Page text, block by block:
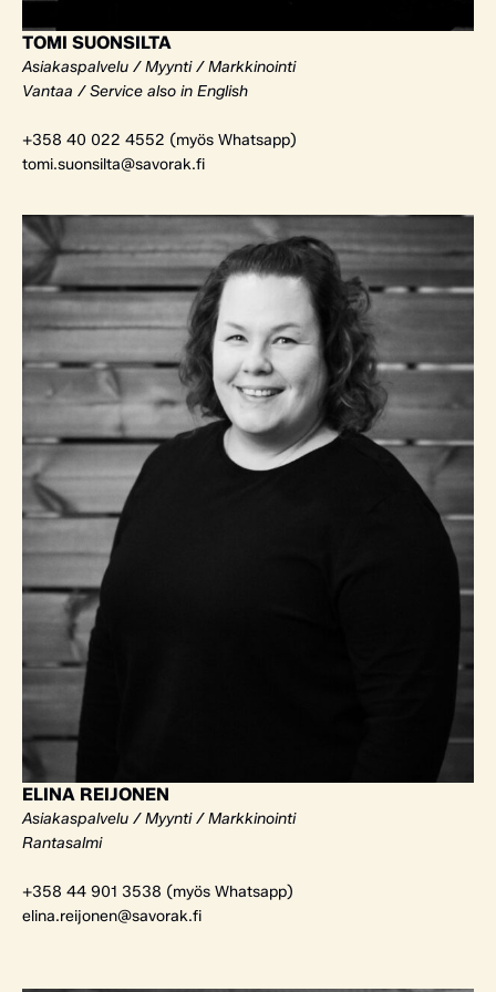
TOMI SUONSILTA
Asiakaspalvelu / Myynti / Markkinointi
Vantaa / Service also in English
+358 40 022 4552 (myös Whatsapp)
tomi.suonsilta@savorak.fi
ELINA REIJONEN
Asiakaspalvelu / Myynti / Markkinointi
Rantasalmi
+358 44 901 3538 (myös Whatsapp)
elina.reijonen@savorak.fi